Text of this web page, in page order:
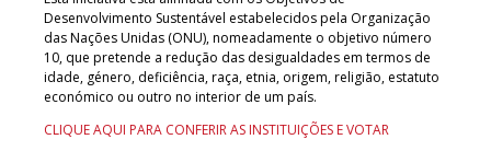
Desenvolvimento Sustentável estabelecidos pela Organização
das Nações Unidas (ONU), nomeadamente o objetivo número
10, que pretende a redução das desigualdades em termos de
idade, género, deficiência, raça, etnia, origem, religião, estatuto
económico ou outro no interior de um país.
CLIQUE AQUI PARA CONFERIR AS INSTITUIÇÕES E VOTAR